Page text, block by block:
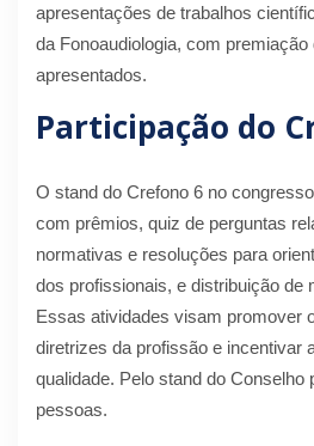
apresentações de trabalhos
da Fonoaudiologia, com
apresentados.
Participação do
O stand do Crefono 6 no
com prêmios, quiz de perguntas
normativas e resoluções para
dos profissionais, e distribuição de
Essas atividades visam promover
diretrizes da profissão e incentivar
qualidade. Pelo stand do
pessoas.